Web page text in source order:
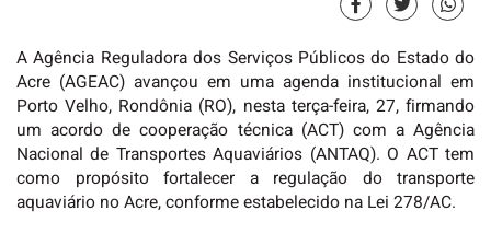
A Agência Reguladora dos Serviços Públicos do Estado do
Acre (AGEAC) avançou em uma agenda institucional em
Porto Velho, Rondônia (RO), nesta terça-feira, 27, firmando
um acordo de cooperação técnica (ACT) com a Agência
Nacional de Transportes Aquaviários (ANTAQ). O ACT tem
como propósito fortalecer a regulação do transporte
aquaviário no Acre, conforme estabelecido na Lei 278/AC.